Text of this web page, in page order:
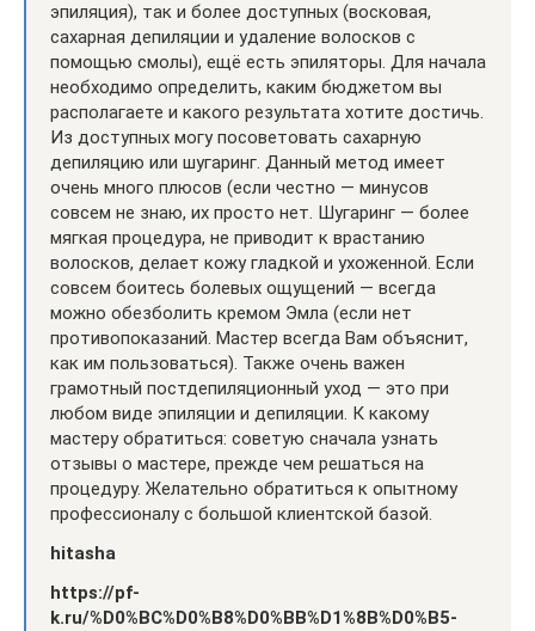
эпиляция), так и более доступных (восковая,
сахарная депиляции и удаление волосков с
помощью смолы), ещё есть эпиляторы. Для начала
необходимо определить, каким бюджетом вы
располагаете и какого результата хотите достичь.
Из доступных могу посоветовать сахарную
депиляцию или шугаринг. Данный метод имеет
очень много плюсов (если честно — минусов
совсем не знаю, их просто нет. Шугаринг — более
мягкая процедура, не приводит к врастанию
волосков, делает кожу гладкой и ухоженной. Если
совсем боитесь болевых ощущений — всегда
можно обезболить кремом Эмла (если нет
противопоказаний. Мастер всегда Вам объяснит,
как им пользоваться). Также очень важен
грамотный постдепиляционный уход — это при
любом виде эпиляции и депиляции. К какому
мастеру обратиться: советую сначала узнать
отзывы о мастере, прежде чем решаться на
процедуру. Желательно обратиться к опытному
профессионалу с большой клиентской базой.
hitasha
https://pf-
k.ru/%D0%BC%D0%B8%D0%BB%D1%8B%D0%B5-